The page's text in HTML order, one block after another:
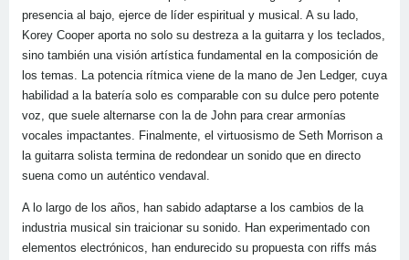
presencia al bajo, ejerce de líder espiritual y musical. A su lado,
Korey Cooper aporta no solo su destreza a la guitarra y los teclados,
sino también una visión artística fundamental en la composición de
los temas. La potencia rítmica viene de la mano de Jen Ledger, cuya
habilidad a la batería solo es comparable con su dulce pero potente
voz, que suele alternarse con la de John para crear armonías
vocales impactantes. Finalmente, el virtuosismo de Seth Morrison a
la guitarra solista termina de redondear un sonido que en directo
suena como un auténtico vendaval.
A lo largo de los años, han sabido adaptarse a los cambios de la
industria musical sin traicionar su sonido. Han experimentado con
elementos electrónicos, han endurecido su propuesta con riffs más